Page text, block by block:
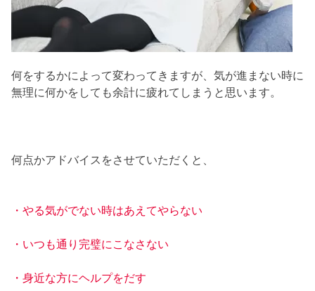
何をするかによって変わってきますが、気が進まない時に
無理に何かをしても余計に疲れてしまうと思います。
何点かアドバイスをさせていただくと、
・やる気がでない時はあえてやらない
・いつも通り完璧にこなさない
・身近な方にヘルプをだす